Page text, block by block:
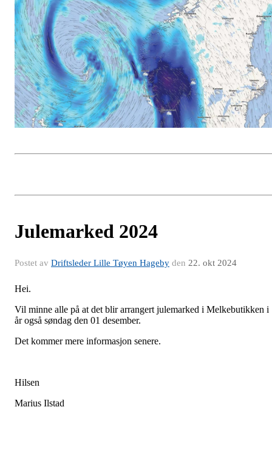
Julemarked 2024
Postet av Driftsleder Lille Tøyen Hageby den 22. okt 2024
Hei.
Vil minne alle på at det blir arrangert julemarked i Melkebutikken i
år også søndag den 01 desember.
Det kommer mere informasjon senere.
Hilsen
Marius Ilstad